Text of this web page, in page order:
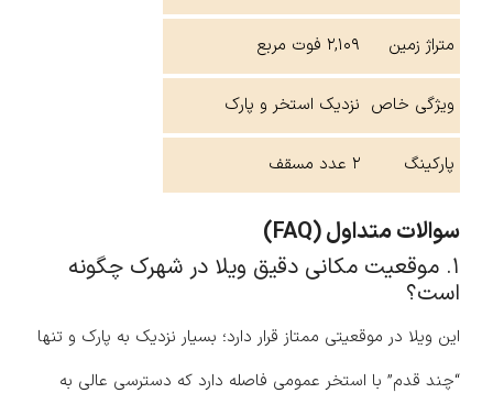
متراژ زمین ۲,۱۰۹ فوت مربع
ویژگی خاص نزدیک استخر و پارک
پارکینگ ۲ عدد مسقف
سوالات متداول (FAQ)
۱. موقعیت مکانی دقیق ویلا در شهرک چگونه
است؟
این ویلا در موقعیتی ممتاز قرار دارد؛ بسیار نزدیک به پارک و تنها
“چند قدم” با استخر عمومی فاصله دارد که دسترسی عالی به